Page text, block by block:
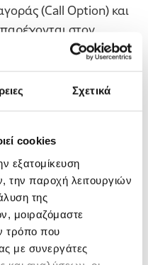
Σχετικά
cookies
εξατομίκευση
την παροχή λειτουργιών
της
μοιραζόμαστε
τρόπο που
με συνεργάτες
(Call Option) και
στον
ΕΛΠΕ αντίστοιχα επί
Α.Ε.
την πώληση του
προαιρέσεως θα
τίμημα που θα
για τις
Η μείωση αυτή
τιμήματος που
θέση της ΔΕΠΑ